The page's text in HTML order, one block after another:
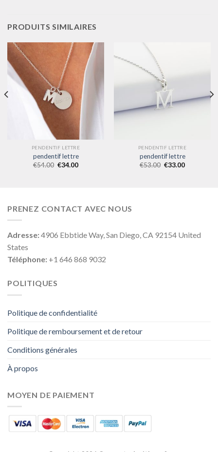
PRODUITS SIMILAIRES
PENDENTIF LETTRE
pendentif lettre
€54.00 €34.00
PENDENTIF LETTRE
pendentif lettre
€53.00 €33.00
PRENEZ CONTACT AVEC NOUS
Adresse:4906 Ebbtide Way, San Diego, CA 92154 United
States
Téléphone: +1 646 868 9032
POLITIQUES
Politique de confidentialité
Politique de remboursement et de retour
Conditions générales
À propos
MOYEN DE PAIEMENT